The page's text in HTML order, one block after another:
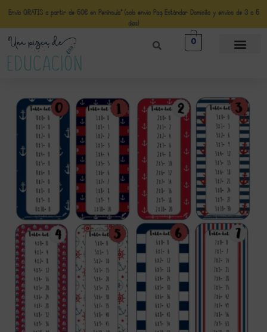
Envío GRATIS a partir de 50€ en Península* (solo envio Paq Estándar Domicilio y envíos de 3 a 5
días)
0